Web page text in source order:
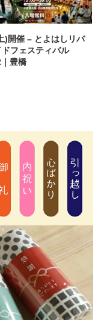
)開催 – とよはしリバ
ドフェスティバル
豊橋